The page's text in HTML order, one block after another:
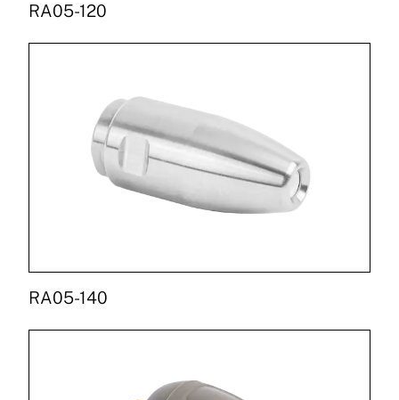
RA05-120
RA05-140